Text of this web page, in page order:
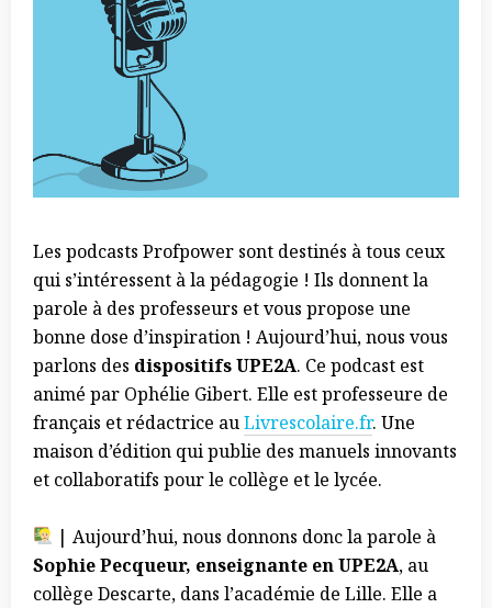
Les podcasts Profpower sont destinés à tous ceux
qui s’intéressent à la pédagogie ! Ils donnent la
parole à des professeurs et vous propose une
bonne dose d’inspiration ! Aujourd’hui, nous vous
parlons des dispositifs UPE2A. Ce podcast est
animé par Ophélie Gibert. Elle est professeure de
français et rédactrice auLivrescolaire.fr. Une
maison d’édition qui publie des manuels innovants
et collaboratifs pour le collège et le lycée.
| Aujourd’hui, nous donnons donc la parole à
Sophie Pecqueur, enseignante en UPE2A, au
collège Descarte, dans l’académie de Lille. Elle a